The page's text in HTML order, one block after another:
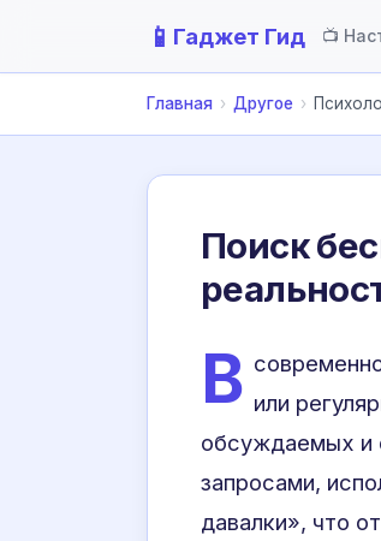
📱 Гаджет Гид 📺
Главная › Другое ›
Поиск
В или
обсуждаемых и
запросами,
давалки», что